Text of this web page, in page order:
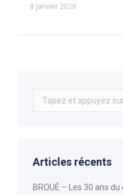
8 janvier 2026
Recherche
:
Articles récents
BROUÉ – Les 30 ans du